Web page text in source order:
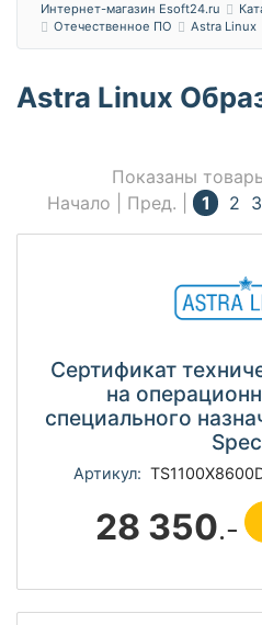
Интернет-магазин Esoft24.ru
Отечественное ПО
Astra Linux
Astra Linux
Показаны
Начало | Пред. | 1 2 3
Сертификат
на
специального
Артикул:
28 350.-